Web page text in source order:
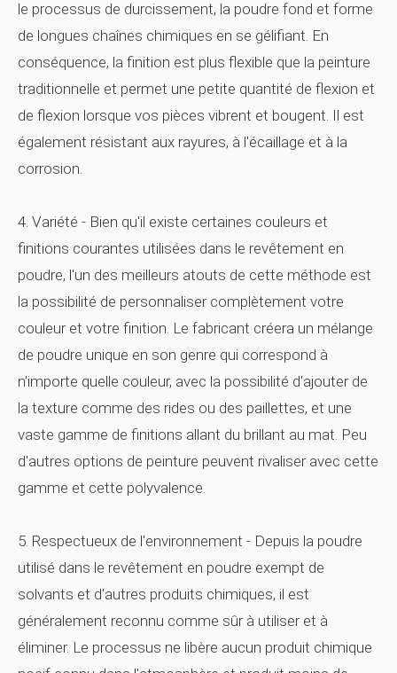
le processus de durcissement, la poudre fond et forme
de longues chaînes chimiques en se gélifiant. En
conséquence, la finition est plus flexible que la peinture
traditionnelle et permet une petite quantité de flexion et
de flexion lorsque vos pièces vibrent et bougent. Il est
également résistant aux rayures, à l'écaillage et à la
corrosion.
4. Variété - Bien qu'il existe certaines couleurs et
finitions courantes utilisées dans le revêtement en
poudre, l'un des meilleurs atouts de cette méthode est
la possibilité de personnaliser complètement votre
couleur et votre finition. Le fabricant créera un mélange
de poudre unique en son genre qui correspond à
n'importe quelle couleur, avec la possibilité d'ajouter de
la texture comme des rides ou des paillettes, et une
vaste gamme de finitions allant du brillant au mat. Peu
d'autres options de peinture peuvent rivaliser avec cette
gamme et cette polyvalence.
5. Respectueux de l'environnement - Depuis la poudre
utilisé dans le revêtement en poudre exempt de
solvants et d'autres produits chimiques, il est
généralement reconnu comme sûr à utiliser et à
éliminer. Le processus ne libère aucun produit chimique